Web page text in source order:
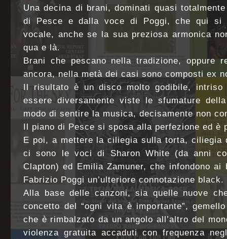
Una decina di brani, dominati quasi
di Pesce e dalla voce di Poggi, che qui si
vocale, anche se la sua preziosa armonica
qua e là.
Brani che pescano nella tradizione, oppure
ancora, nella metà dei casi sono composti ex
Il risultato è un disco molto godibile,
essere diversamente viste le sfumature
modo di sentire la musica, decisamente non
Il piano di Pesce si sposa alla perfezione ed è
E poi, a mettere la ciliegia sulla torta, ciliegia
ci sono le voci di Sharon White (da anni
Clapton) ed Emilia Zamuner, che infondono
Fabrizio Poggi un’ulteriore connotazione black.
Alla base delle canzoni, sia quelle nuove
concetto del “ogni vita è importante”,
che è rimbalzato da un angolo all’altro del
violenza gratuita accaduti con frequenza